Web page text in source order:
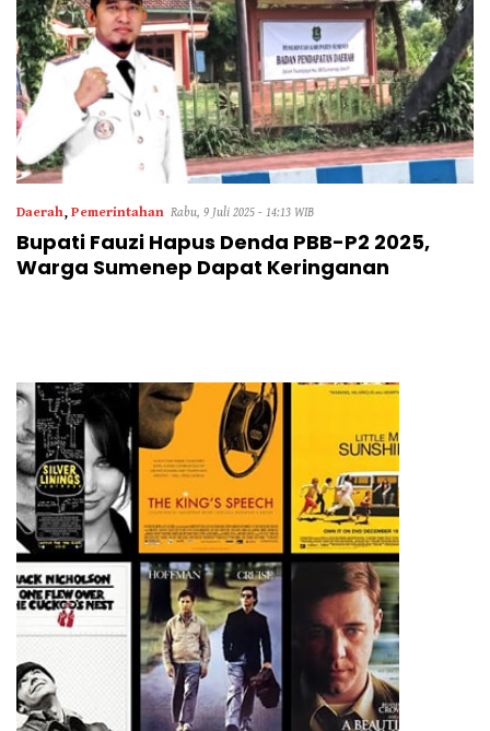
Daerah, Pemerintahan Rabu, 9 Juli 2025 - 14:13 WIB
Bupati Fauzi Hapus Denda PBB-P2 2025,
Warga Sumenep Dapat Keringanan